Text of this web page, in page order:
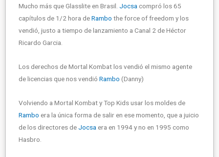
Mucho más que Glasslite en Brasil. Jocsa compró los 65
capítulos de 1/2 hora deRambo the force of freedom y los
vendió, justo a tiempo de lanzamiento a Canal 2 de Héctor
Ricardo Garcia.
Los derechos de Mortal Kombat los vendió el mismo agente
de licencias que nos vendió Rambo (Danny)
Volviendo a Mortal Kombat y Top Kids usar los moldes de
Rambo era la única forma de salir en ese momento, que a juicio
de los directores deJocsa era en 1994 y no en 1995 como
Hasbro.